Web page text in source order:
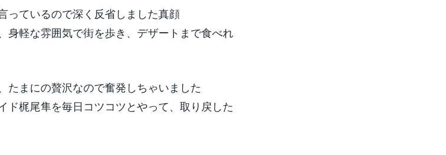
っているので深く反省しました真顔
身軽な雰囲気で街を歩き、デザートまで食べれ
たまにの贅沢なので奮発しちゃいました
ド梶尾隼を毎日コツコツとやって、取り戻した